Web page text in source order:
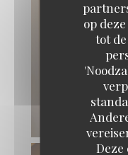
op
tot
Deze